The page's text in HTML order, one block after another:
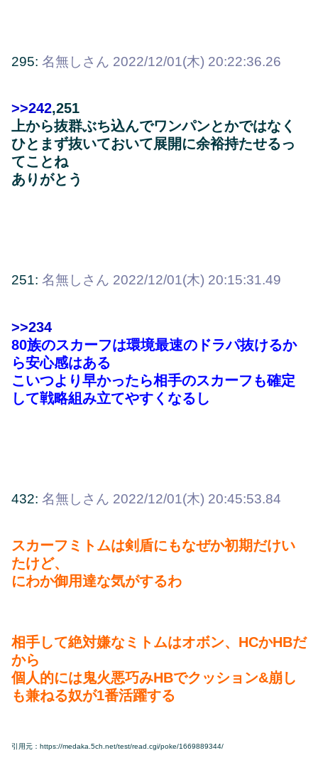
295: 名無しさん 2022/12/01(木) 20:22:36.26
>>242,251
上から抜群ぶち込んでワンパンとかではなく
ひとまず抜いておいて展開に余裕持たせるっ
てことね
ありがとう
251: 名無しさん 2022/12/01(木) 20:15:31.49
>>234
80族のスカーフは環境最速のドラパ抜けるか
ら安心感はある
こいつより早かったら相手のスカーフも確定
して戦略組み立てやすくなるし
432: 名無しさん 2022/12/01(木) 20:45:53.84
スカーフミトムは剣盾にもなぜか初期だけい
たけど、
にわか御用達な気がするわ
相手して絶対嫌なミトムはオボン、HCかHBだ
から
個人的には鬼火悪巧みHBでクッション&崩し
も兼ねる奴が1番活躍する
引用元：https://medaka.5ch.net/test/read.cgi/poke/1669889344/